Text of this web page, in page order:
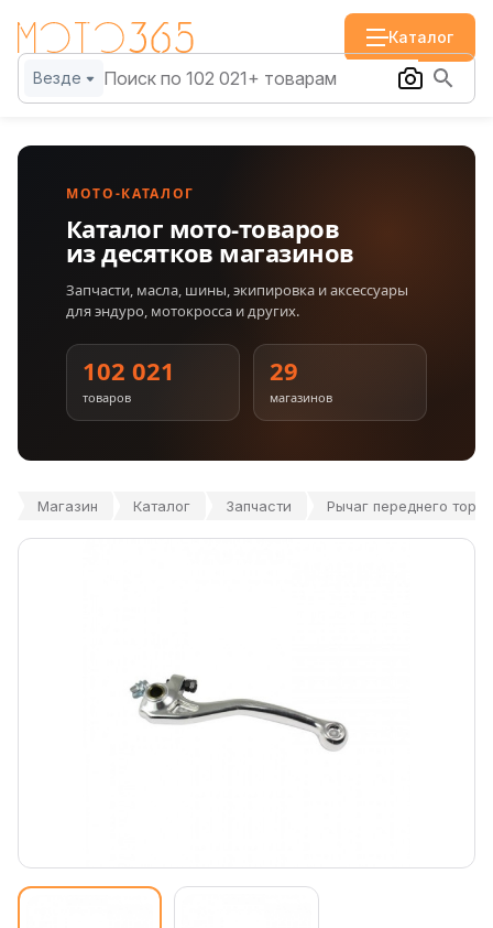
Каталог
Везде
МОТО-КАТАЛОГ
Каталог мото-товаров
из десятков магазинов
Запчасти, масла, шины, экипировка и аксессуары
для эндуро, мотокросса и других.
102 021
товаров
29
магазинов
Магазин Каталог Запчасти Рычаг переднего